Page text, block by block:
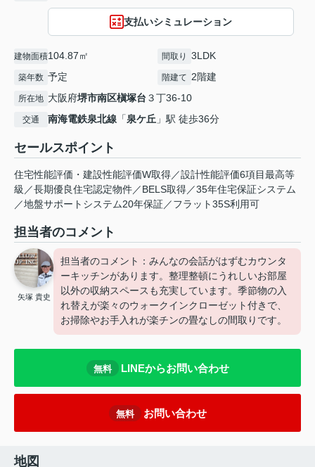
支払いシミュレーション
建物面積104.87㎡ 間取り 3LDK
築年数 予定 階建て 2階建
所在地 大阪府堺市南区槇塚台 ３丁36-10
交通 南海電鉄泉北線 「泉ケ丘 」駅 徒歩36分
セールスポイント
住宅性能評価・建設性能評価W取得／設計性能評価6項目最高等
級／長期優良住宅認定物件／BELS取得／35年住宅保証システム
／地盤サポートシステム20年保証／フラット35S利用可
担当者のコメント
矢塚 貴史
担当者のコメント：みんなの会話がはずむカウンタ
ーキッチンがあります。整理整頓にうれしいお部屋
以外の収納スペースも充実しています。季節物の入
れ替えが楽々のウォークインクローゼット付きで、
お掃除やお手入れが楽チンの畳なしの間取りです。
無料 LINEからお問い合わせ
無料 お問い合わせ
地図